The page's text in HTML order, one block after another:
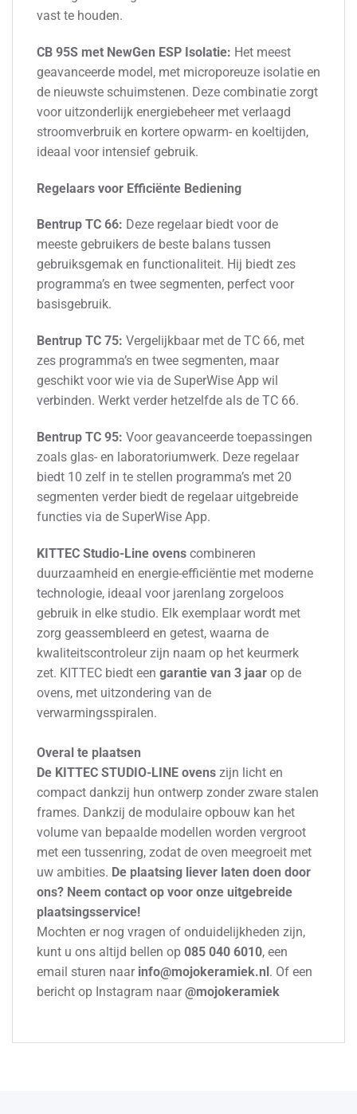
vast te houden.
CB 95S met NewGen ESP Isolatie: Het meest
geavanceerde model, met microporeuze isolatie en
de nieuwste schuimstenen. Deze combinatie zorgt
voor uitzonderlijk energiebeheer met verlaagd
stroomverbruik en kortere opwarm- en koeltijden,
ideaal voor intensief gebruik.
Regelaars voor Efficiënte Bediening
Bentrup TC 66: Deze regelaar biedt voor de
meeste gebruikers de beste balans tussen
gebruiksgemak en functionaliteit. Hij biedt zes
programma’s en twee segmenten, perfect voor
basisgebruik.
Bentrup TC 75: Vergelijkbaar met de TC 66, met
zes programma’s en twee segmenten, maar
geschikt voor wie via de SuperWise App wil
verbinden. Werkt verder hetzelfde als de TC 66.
Bentrup TC 95: Voor geavanceerde toepassingen
zoals glas- en laboratoriumwerk. Deze regelaar
biedt 10 zelf in te stellen programma’s met 20
segmenten verder biedt de regelaar uitgebreide
functies via de SuperWise App.
KITTEC Studio-Line ovens combineren
duurzaamheid en energie-efficiëntie met moderne
technologie, ideaal voor jarenlang zorgeloos
gebruik in elke studio. Elk exemplaar wordt met
zorg geassembleerd en getest, waarna de
kwaliteitscontroleur zijn naam op het keurmerk
zet. KITTEC biedt een garantie van 3 jaar op de
ovens, met uitzondering van de
verwarmingsspiralen.
Overal te plaatsen
De KITTEC STUDIO-LINE ovens zijn licht en
compact dankzij hun ontwerp zonder zware stalen
frames. Dankzij de modulaire opbouw kan het
volume van bepaalde modellen worden vergroot
met een tussenring, zodat de oven meegroeit met
uw ambities. De plaatsing liever laten doen door
ons? Neem contact op voor onze uitgebreide
plaatsingsservice!
Mochten er nog vragen of onduidelijkheden zijn,
kunt u ons altijd bellen op 085 040 6010, een
email sturen naar info@mojokeramiek.nl. Of een
bericht op Instagram naar@mojokeramiek